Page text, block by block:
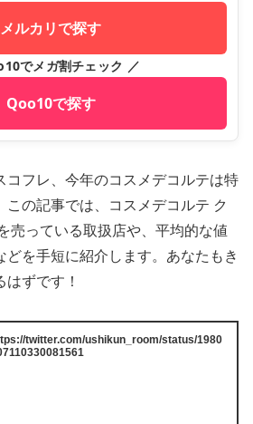
メルカリで探す
でメガ割チェック ／
Qoo10で探す
コフレ、今年のコスメデコルテは特
この記事では、コスメデコルテ ク
売っている取扱店や、平均的な値
どを手短に紹介します。あなたもき
ずです！
twitter.com/ushikun_room/status/1980